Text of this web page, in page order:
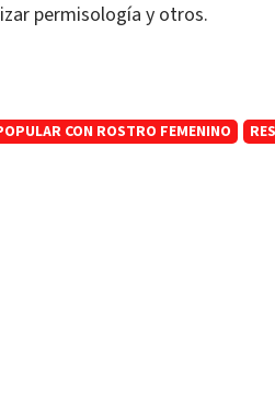
permisología y otros.
CON ROSTRO FEMENINO